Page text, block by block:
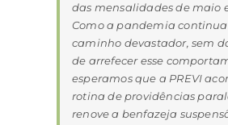
das mensalidades de maio
Como a pandemia continua
caminho devastador, sem
de arrefecer esse
esperamos que a PREVI
rotina de providências
renove a benfazeja